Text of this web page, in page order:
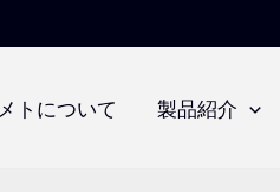
メトについて 製品紹介